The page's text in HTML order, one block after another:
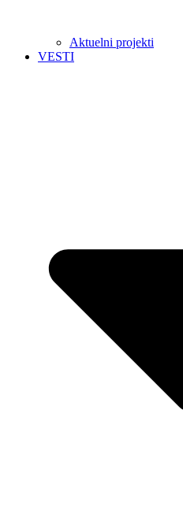
Aktuelni projekti
VESTI